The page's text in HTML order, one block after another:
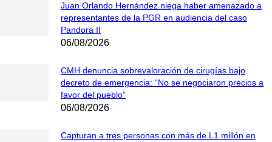
Juan Orlando Hernández niega haber amenazado a
representantes de la PGR en audiencia del caso
Pandora II
06/08/2026
CMH denuncia sobrevaloración de cirugías bajo
decreto de emergencia: “No se negociaron precios a
favor del pueblo”
06/08/2026
Capturan a tres personas con más de L1 millón en